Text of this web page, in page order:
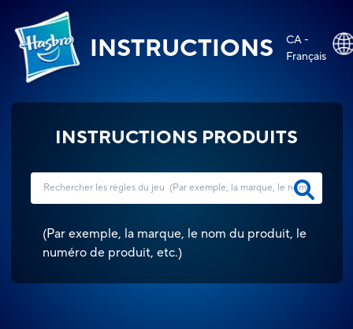
INSTRUCTIONS
CA -
Français
INSTRUCTIONS PRODUITS
(Par exemple, la marque, le nom du produit, le
numéro de produit, etc.)